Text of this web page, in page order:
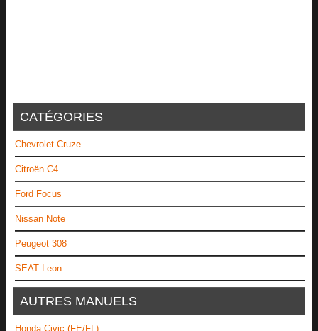
CATÉGORIES
Chevrolet Cruze
Citroën C4
Ford Focus
Nissan Note
Peugeot 308
SEAT Leon
AUTRES MANUELS
Honda Civic (FE/FL)